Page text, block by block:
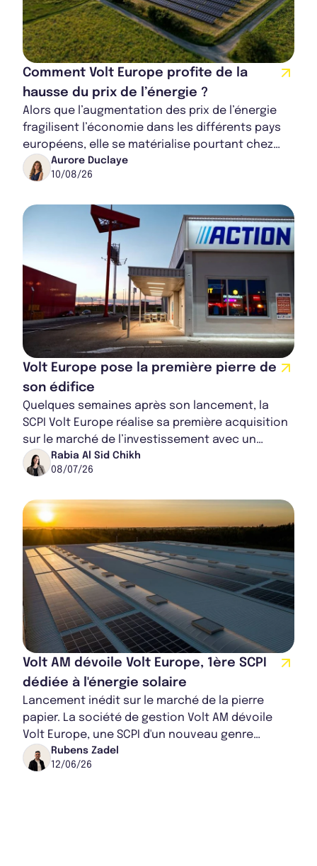
Comment Volt Europe profite de la
hausse du prix de l’énergie ?
Alors que l’augmentation des prix de l’énergie
fragilisent l’économie dans les différents pays
européens, elle se matérialise pourtant chez
Volt Europe comme un levier d’entrée. La...
Aurore Duclaye
10/08/26
Volt Europe pose la première pierre de
son édifice
Quelques semaines après son lancement, la
SCPI Volt Europe réalise sa première acquisition
sur le marché de l’investissement avec un
commerce loué à l'enseigne Action. Selon les
es...
Rabia Al Sid Chikh
08/07/26
Volt AM dévoile Volt Europe, 1ère SCPI
dédiée à l'énergie solaire
Lancement inédit sur le marché de la pierre
papier. La société de gestion Volt AM dévoile
Volt Europe, une SCPI d'un nouveau genre
combinant investissement immobilier et
production...
Rubens Zadel
12/06/26